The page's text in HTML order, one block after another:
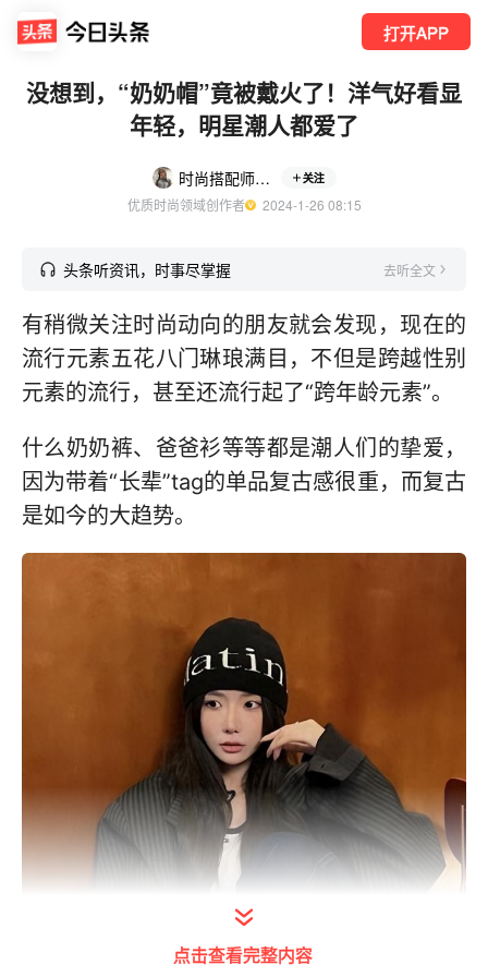
打开APP
没想到，“奶奶帽”竟被戴火了！洋气好看显
年轻，明星潮人都爱了
时尚搭配师瓜瓜 关注
优质时尚领域创作者
  2024-1-26 08:15
头条听资讯，时事尽掌握 去听全文
有稍微关注时尚动向的朋友就会发现，现在的
流行元素五花八门琳琅满目，不但是跨越性别
元素的流行，甚至还流行起了“跨年龄元素”。
什么奶奶裤、爸爸衫等等都是潮人们的挚爱，
因为带着“长辈”tag的单品复古感很重，而复古
是如今的大趋势。
点击查看完整内容